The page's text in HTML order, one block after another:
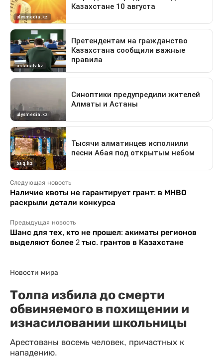
Следующая новость
Наличие квоты не гарантирует грант: в МНВО
раскрыли детали конкурса
Предыдущая новость
Шанс для тех, кто не прошел: акиматы регионов
выделяют более 2 тыс. грантов в Казахстане
Новости мира
Толпа избила до смерти
обвиняемого в похищении и
изнасиловании школьницы
Арестованы восемь человек, причастных к
нападению.